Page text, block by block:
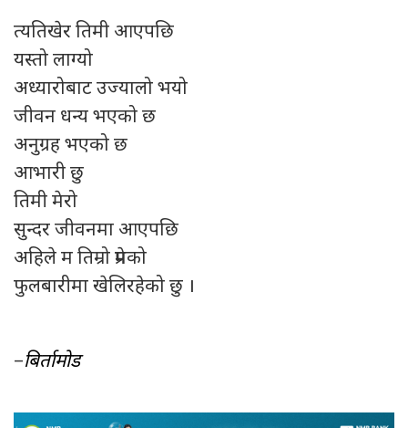
त्यतिखेर तिमी आएपछि
यस्तो लाग्यो
अध्यारोबाट उज्यालो भयो
जीवन धन्य भएको छ
अनुग्रह भएको छ
आभारी छु
तिमी मेरो
सुन्दर जीवनमा आएपछि
अहिले म तिम्रो प्रेमको
फुलबारीमा खेलिरहेको छु ।
–बिर्तामोड